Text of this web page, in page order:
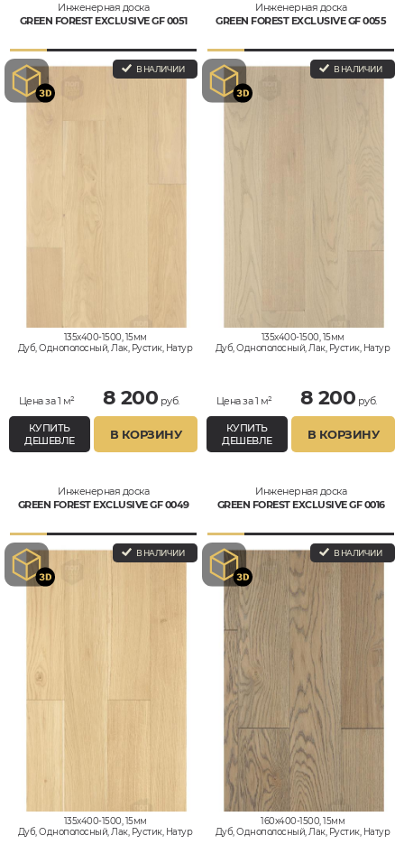
Инженерная доска
GREEN FOREST EXCLUSIVE GF 0051
В НАЛИЧИИ
135x400-1500, 15мм
Дуб, Однополосный, Лак, Рустик, Натур
Цена за 1 м² 8 200 руб.
КУПИТЬ
ДЕШЕВЛЕ
В КОРЗИНУ
Инженерная доска
GREEN FOREST EXCLUSIVE GF 0055
В НАЛИЧИИ
135x400-1500, 15мм
Дуб, Однополосный, Лак, Рустик, Натур
Цена за 1 м² 8 200 руб.
КУПИТЬ
ДЕШЕВЛЕ
В КОРЗИНУ
Инженерная доска
GREEN FOREST EXCLUSIVE GF 0049
В НАЛИЧИИ
135x400-1500, 15мм
Дуб, Однополосный, Лак, Рустик, Натур
Инженерная доска
GREEN FOREST EXCLUSIVE GF 0016
В НАЛИЧИИ
160x400-1500, 15мм
Дуб, Однополосный, Лак, Рустик, Натур